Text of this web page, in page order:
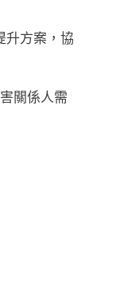
升方案，協
關係人需